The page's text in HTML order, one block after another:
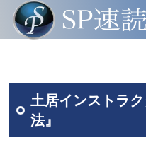
土居インストラ
法』